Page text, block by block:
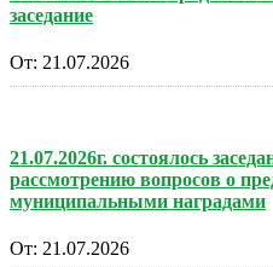
заседание
От: 21.07.2026
21.07.2026г. состоялось
рассмотрению вопросов о
муниципальными наградами
От: 21.07.2026